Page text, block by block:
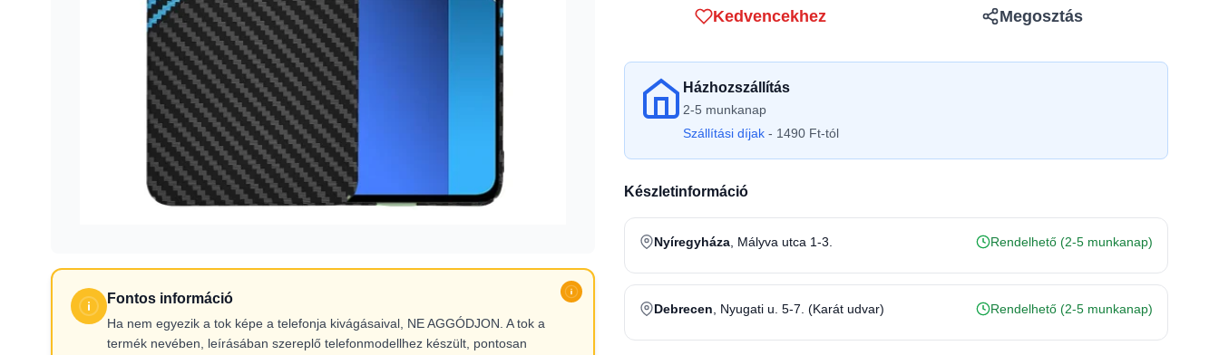
Fontos információ
Ha nem egyezik a tok képe a telefonja kivágásaival, NE AGGÓDJON. A tok a
termék nevében, leírásában szereplő telefonmodellhez készült, pontosan
Kedvencekhez Megosztás
Házhozszállítás
2-5 munkanap
Szállítási díjak - 1490 Ft-tól
Készletinformáció
Nyíregyháza , Mályva utca 1-3. Rendelhető (2-5 munkanap)
Debrecen , Nyugati u. 5-7. (Karát udvar) Rendelhető (2-5 munkanap)